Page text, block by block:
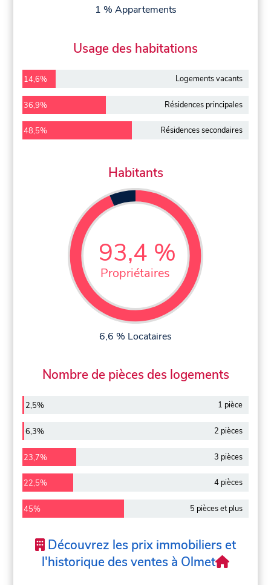
1 % Appartements
Usage des habitations
14,6% Logements vacants
36,9% Résidences principales
48,5% Résidences secondaires
Habitants
93,4 %
Propriétaires
6,6 % Locataires
Nombre de pièces des logements
2,5% 1 pièce
6,3% 2 pièces
23,7% 3 pièces
22,5% 4 pièces
45% 5 pièces et plus
Découvrez les prix immobiliers et
l'historique des ventes à Olmet